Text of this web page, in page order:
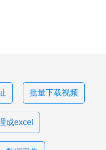
批量下载视频
成excel